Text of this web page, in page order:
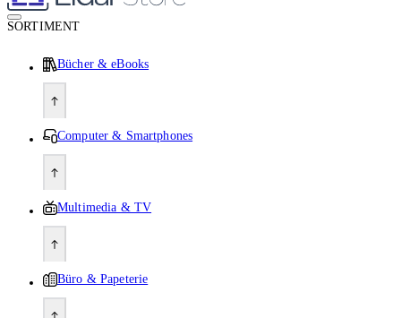
SORTIMENT
Bücher & eBooks
Computer & Smartphones
Multimedia & TV
Büro & Papeterie